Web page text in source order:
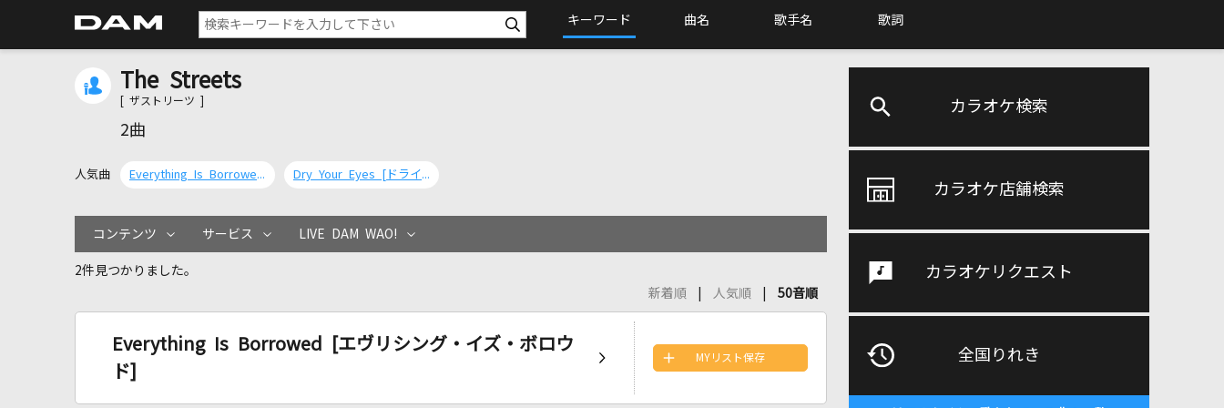
キーワード 曲名 歌手名 歌詞
カラオケ検索
カラオケ店舗検索
カラオケリクエスト
全国りれき
The Streets
[ ザストリーツ ]
2曲
人気曲 Everything Is Borrowed [エヴリシング・イズ・ボロウド] Dry Your Eyes [ドライ・ユア・アイズ]
コンテンツ サービス LIVE DAM WAO!
2件見つかりました。
新着順
人気順 50音順
Everything Is Borrowed [エヴリシング・イズ・ボロウ
ド]
MYリスト保存